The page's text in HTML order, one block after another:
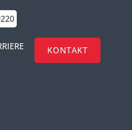
KONTAKT